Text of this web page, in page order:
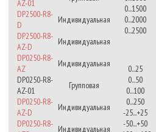
0...1500
0...2000
0...2500
AZ-01
DP2500-R8-
D
Индивидуальная
DP2500-R8-
AZ-D
Индивидуальная
DP0250-R8-
AZ
Индивидуальная
0...25
0...50
0...100
0...250
-25...+25
-50...+50
DP0250-R8-
AZ-01
Групповая
DP0250-R8-
AZ-D
Индивидуальная
DP0250-R8- Индивидуальная